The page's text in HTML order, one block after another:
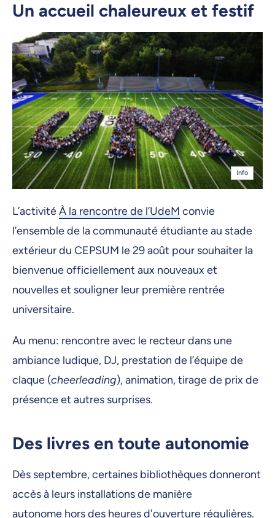
Un accueil chaleureux et festif
Info
L’activitéÀ la rencontre de l’UdeM convie
l’ensemble de la communauté étudiante au stade
extérieur du CEPSUM le 29 août pour souhaiter la
bienvenue officiellement aux nouveaux et
nouvelles et souligner leur première rentrée
universitaire.
Au menu: rencontre avec le recteur dans une
ambiance ludique, DJ, prestation de l’équipe de
claque (cheerleading), animation, tirage de prix de
présence et autres surprises.
Des livres en toute autonomie
Dès septembre, certaines bibliothèques donneront
accès à leurs installations de manière
autonome hors des heures d'ouverture régulières.